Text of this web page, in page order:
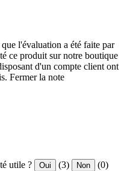
l'évaluation a été faite par
ce produit sur notre boutique
d'un compte client ont
Fermer la note
utile ? Oui (3) Non (0)